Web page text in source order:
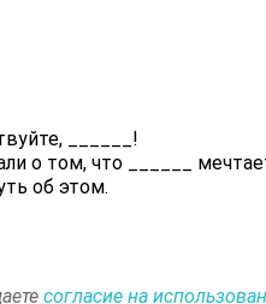
!
о том, что
об этом.
согласие на